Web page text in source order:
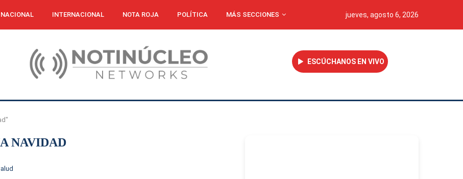
NACIONAL INTERNACIONAL NOTA ROJA POLÍTICA MÁS SECCIONES jueves, agosto 6, 2026
ESCÚCHANOS EN VIVO
NAVIDAD